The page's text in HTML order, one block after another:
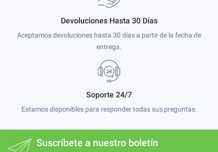
Devoluciones Hasta 30 Días
Aceptamos devoluciones hasta 30 días a partir de la fecha de
entrega.
Soporte 24/7
Estamos disponibles para responder todas sus preguntas.
Suscríbete a nuestro boletín